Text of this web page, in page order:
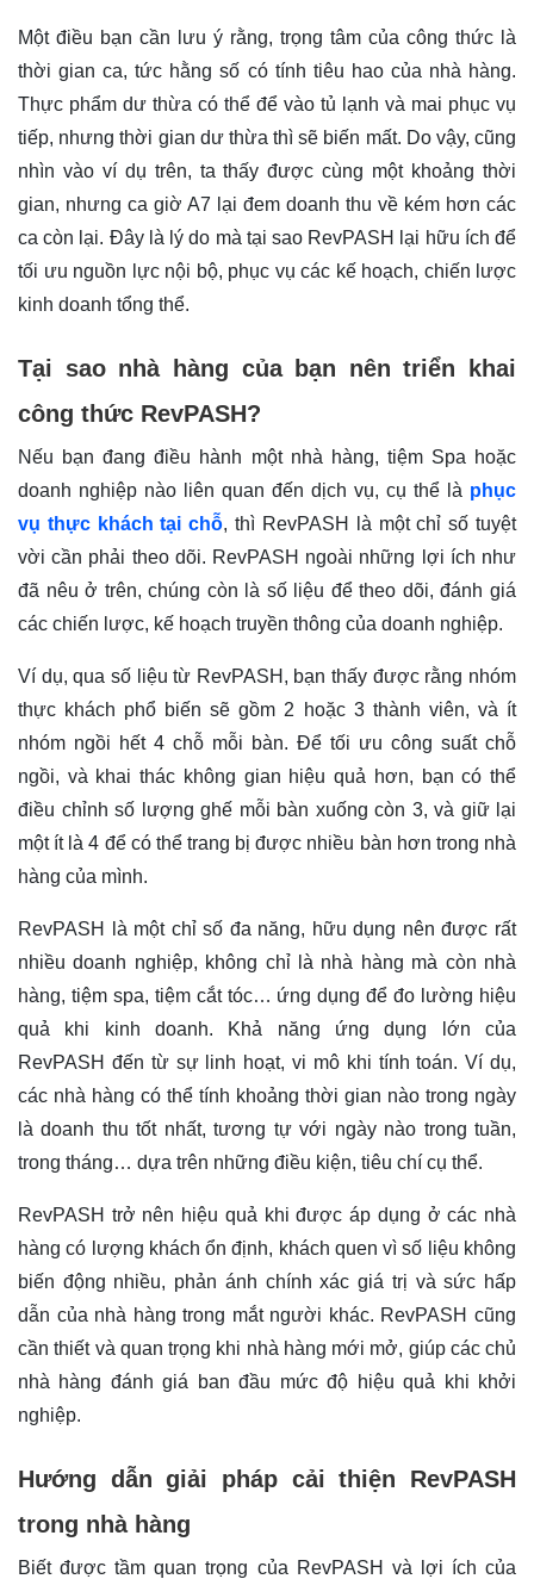
Một điều bạn cần lưu ý rằng, trọng tâm của công thức là
thời gian ca, tức hằng số có tính tiêu hao của nhà hàng.
Thực phẩm dư thừa có thể để vào tủ lạnh và mai phục vụ
tiếp, nhưng thời gian dư thừa thì sẽ biến mất. Do vậy, cũng
nhìn vào ví dụ trên, ta thấy được cùng một khoảng thời
gian, nhưng ca giờ A7 lại đem doanh thu về kém hơn các
ca còn lại. Đây là lý do mà tại sao RevPASH lại hữu ích để
tối ưu nguồn lực nội bộ, phục vụ các kế hoạch, chiến lược
kinh doanh tổng thể.
Tại sao nhà hàng của bạn nên triển khai
công thức RevPASH?
Nếu bạn đang điều hành một nhà hàng, tiệm Spa hoặc
doanh nghiệp nào liên quan đến dịch vụ, cụ thể là phục
vụ thực khách tại chỗ, thì RevPASH là một chỉ số tuyệt
vời cần phải theo dõi. RevPASH ngoài những lợi ích như
đã nêu ở trên, chúng còn là số liệu để theo dõi, đánh giá
các chiến lược, kế hoạch truyền thông của doanh nghiệp.
Ví dụ, qua số liệu từ RevPASH, bạn thấy được rằng nhóm
thực khách phổ biến sẽ gồm 2 hoặc 3 thành viên, và ít
nhóm ngồi hết 4 chỗ mỗi bàn. Để tối ưu công suất chỗ
ngồi, và khai thác không gian hiệu quả hơn, bạn có thể
điều chỉnh số lượng ghế mỗi bàn xuống còn 3, và giữ lại
một ít là 4 để có thể trang bị được nhiều bàn hơn trong nhà
hàng của mình.
RevPASH là một chỉ số đa năng, hữu dụng nên được rất
nhiều doanh nghiệp, không chỉ là nhà hàng mà còn nhà
hàng, tiệm spa, tiệm cắt tóc… ứng dụng để đo lường hiệu
quả khi kinh doanh. Khả năng ứng dụng lớn của
RevPASH đến từ sự linh hoạt, vi mô khi tính toán. Ví dụ,
các nhà hàng có thể tính khoảng thời gian nào trong ngày
là doanh thu tốt nhất, tương tự với ngày nào trong tuần,
trong tháng… dựa trên những điều kiện, tiêu chí cụ thể.
RevPASH trở nên hiệu quả khi được áp dụng ở các nhà
hàng có lượng khách ổn định, khách quen vì số liệu không
biến động nhiều, phản ánh chính xác giá trị và sức hấp
dẫn của nhà hàng trong mắt người khác. RevPASH cũng
cần thiết và quan trọng khi nhà hàng mới mở, giúp các chủ
nhà hàng đánh giá ban đầu mức độ hiệu quả khi khởi
nghiệp.
Hướng dẫn giải pháp cải thiện RevPASH
trong nhà hàng
Biết được tầm quan trọng của RevPASH và lợi ích của